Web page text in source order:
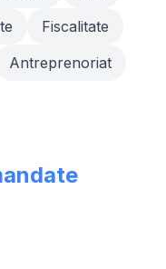
Fiscalitate
Antreprenoriat